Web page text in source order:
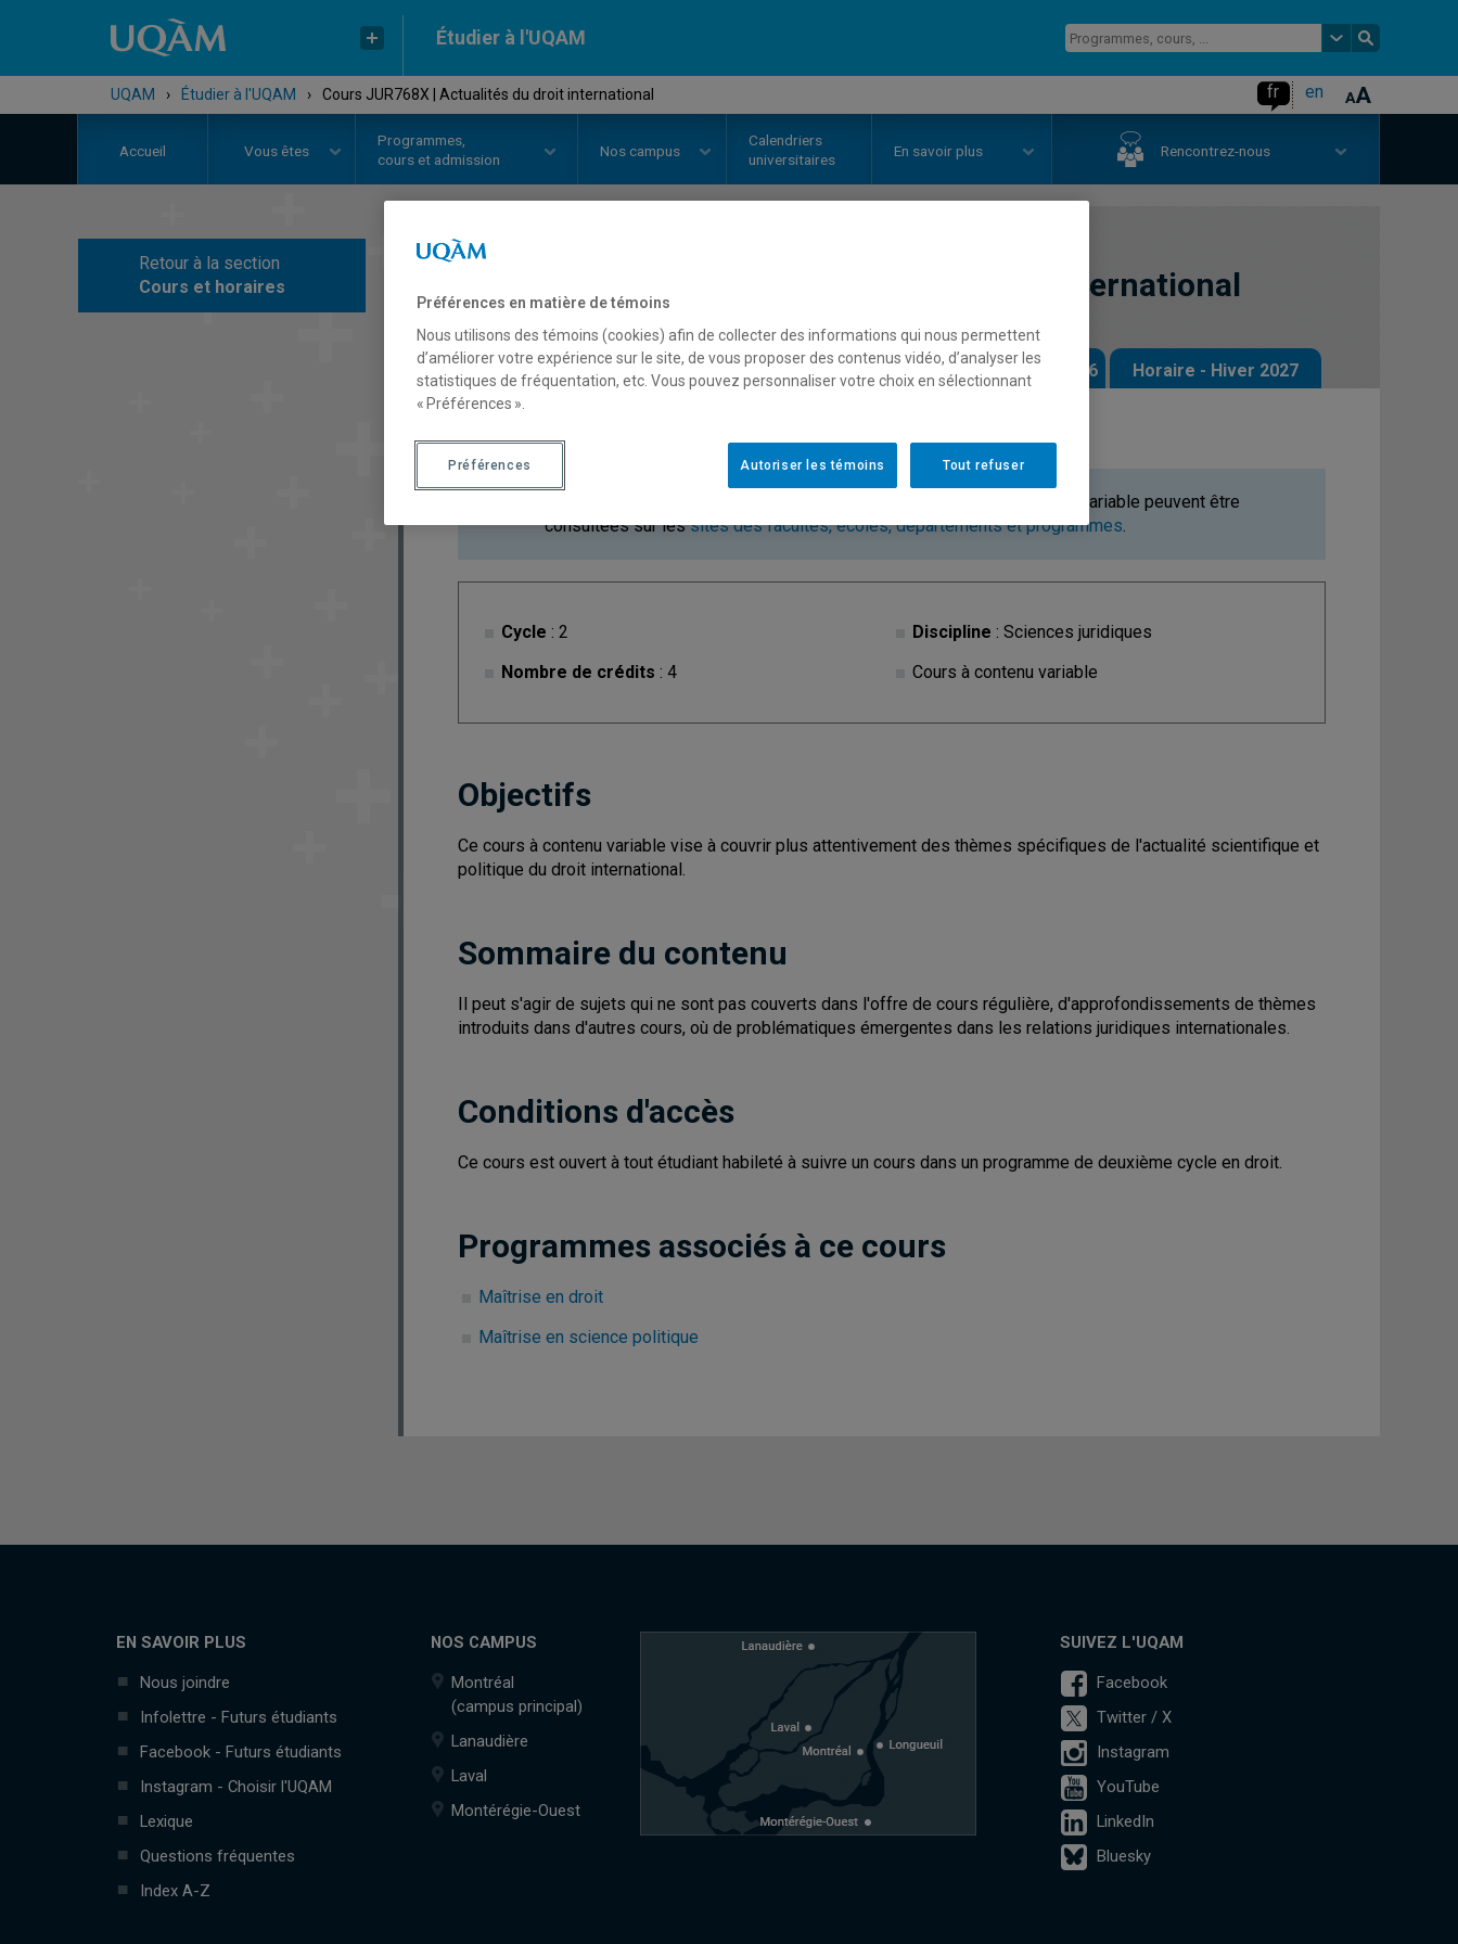
Étudier à l'UQAM
UQAM › Étudier à l'UQAM › Cours JUR768X | Actualités du droit international fr en
Accueil Vous êtes
Programmes,
cours et admission
Nos campus
Calendriers
universitaires
En savoir plus Rencontrez-nous
Retour à la section
Cours et horaires
Actualités du droit international
Description Horaire - Été 2026 Horaire - Automne 2026 Horaire - Hiver 2027
Ce cours est à contenu variable. Les descriptions des cours à contenu variable peuvent être
consultées sur lessites des facultés, écoles, départements et programmes.
Cycle : 2
Nombre de crédits : 4
Discipline : Sciences juridiques
Cours à contenu variable
Objectifs
Ce cours à contenu variable vise à couvrir plus attentivement des thèmes spécifiques de l'actualité scientifique et
politique du droit international.
Sommaire du contenu
Il peut s'agir de sujets qui ne sont pas couverts dans l'offre de cours régulière, d'approfondissements de thèmes
introduits dans d'autres cours, où de problématiques émergentes dans les relations juridiques internationales.
Conditions d'accès
Ce cours est ouvert à tout étudiant habileté à suivre un cours dans un programme de deuxième cycle en droit.
Programmes associés à ce cours
Maîtrise en droit
Maîtrise en science politique
EN SAVOIR PLUS
Nous joindre
Infolettre - Futurs étudiants
Facebook - Futurs étudiants
Instagram - Choisir l'UQAM
Lexique
Questions fréquentes
Index A-Z
NOS CAMPUS
Montréal
(campus principal)
Lanaudière
Laval
Montérégie-Ouest
SUIVEZ L'UQAM
Facebook
Twitter / X
Instagram
YouTube
LinkedIn
Bluesky
Préférences en matière de témoins
Nous utilisons des témoins (cookies) afin de collecter des informations qui nous permettent
d’améliorer votre expérience sur le site, de vous proposer des contenus vidéo, d’analyser les
statistiques de fréquentation, etc. Vous pouvez personnaliser votre choix en sélectionnant
« Préférences ».
Tout refuser
Autoriser les témoins
Préférences